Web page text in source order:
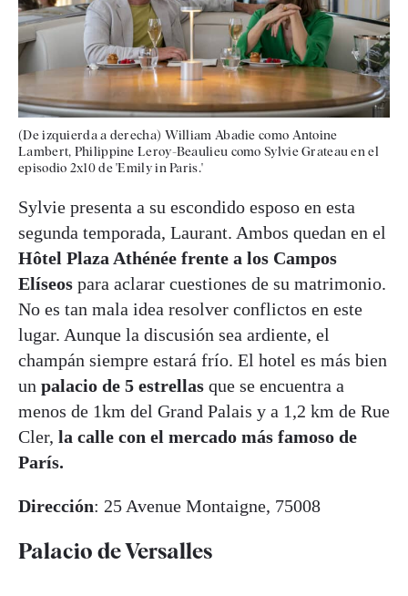
(De izquierda a derecha) William Abadie como Antoine
Lambert, Philippine Leroy-Beaulieu como Sylvie Grateau en el
episodio 2x10 de 'Emily in Paris.'
Sylvie presenta a su escondido esposo en esta
segunda temporada, Laurant. Ambos quedan en el
Hôtel Plaza Athénée frente a los Campos
Elíseos para aclarar cuestiones de su matrimonio.
No es tan mala idea resolver conflictos en este
lugar. Aunque la discusión sea ardiente, el
champán siempre estará frío. El hotel es más bien
un palacio de 5 estrellas que se encuentra a
menos de 1km del Grand Palais y a 1,2 km de Rue
Cler, la calle con el mercado más famoso de
París.
Dirección: 25 Avenue Montaigne, 75008
Palacio de Versalles